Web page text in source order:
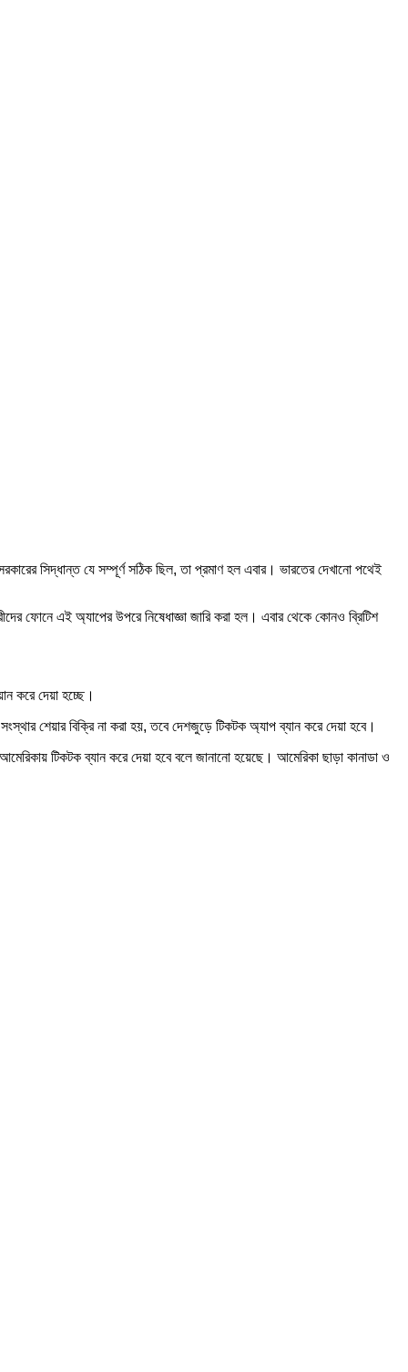
সিদ্ধান্ত যে সম্পূর্ণ সঠিক ছিল, তা প্রমাণ হল এবার। ভারতের দেখানো পথেই
ফোনে এই অ্যাপের উপরে নিষেধাজ্ঞা জারি করা হল। এবার থেকে কোনও ব্রিটিশ
করে দেয়া হচ্ছে।
শেয়ার বিক্রি না করা হয়, তবে দেশজুড়ে টিকটক অ্যাপ ব্যান করে দেয়া হবে।
টিকটক ব্যান করে দেয়া হবে বলে জানানো হয়েছে। আমেরিকা ছাড়া কানাডা ও